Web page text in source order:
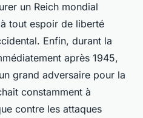
un Reich mondial
tout espoir de liberté
Enfin, durant la
après 1945,
grand adversaire pour la
constamment à
contre les attaques